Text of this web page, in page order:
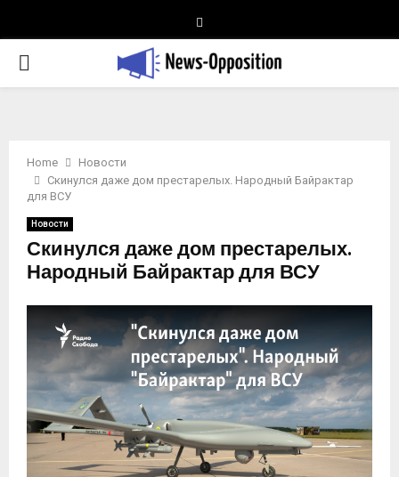
PRIMARY
Home
Новости
Скинулся даже дом престарелых. Народный Байрактар
для ВСУ
Новости
Скинулся даже дом престарелых.
Народный Байрактар для ВСУ